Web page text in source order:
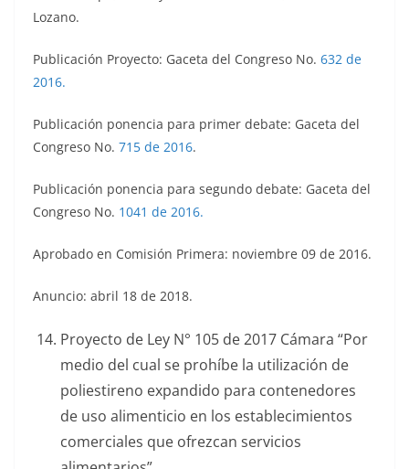
Lozano.
Publicación Proyecto: Gaceta del Congreso No. 632 de
2016.
Publicación ponencia para primer debate: Gaceta del
Congreso No. 715 de 2016.
Publicación ponencia para segundo debate: Gaceta del
Congreso No. 1041 de 2016.
Aprobado en Comisión Primera: noviembre 09 de 2016.
Anuncio: abril 18 de 2018.
Proyecto de Ley N° 105 de 2017 Cámara “Por
medio del cual se prohíbe la utilización de
poliestireno expandido para contenedores
de uso alimenticio en los establecimientos
comerciales que ofrezcan servicios